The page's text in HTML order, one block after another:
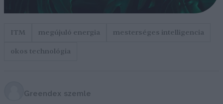
ITM megújuló energia
mesterséges intelligencia
okos technológia
Greendex szemle